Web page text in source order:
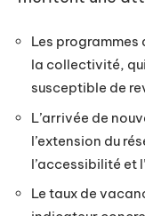
Les
la collectivité,
susceptible de
L’arrivée de
l’extension du
l’accessibilité et
Le taux de